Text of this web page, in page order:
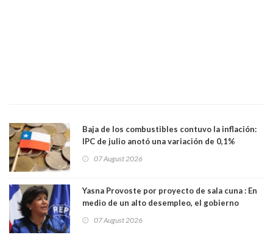
Baja de los combustibles contuvo la inflación:
IPC de julio anotó una variación de 0,1%
07 August 2026
Yasna Provoste por proyecto de sala cuna : En
medio de un alto desempleo, el gobierno
07 August 2026